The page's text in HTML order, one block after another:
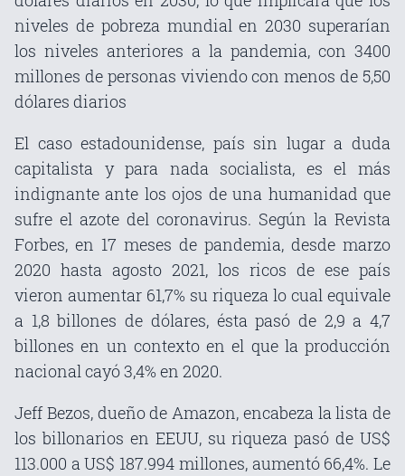
niveles de pobreza mundial en 2030 superarían
los niveles anteriores a la pandemia, con 3400
millones de personas viviendo con menos de 5,50
dólares diarios
El caso estadounidense, país sin lugar a duda
capitalista y para nada socialista, es el más
indignante ante los ojos de una humanidad que
sufre el azote del coronavirus. Según la Revista
Forbes, en 17 meses de pandemia, desde marzo
2020 hasta agosto 2021, los ricos de ese país
vieron aumentar 61,7% su riqueza lo cual equivale
a 1,8 billones de dólares, ésta pasó de 2,9 a 4,7
billones en un contexto en el que la producción
nacional cayó 3,4% en 2020.
Jeff Bezos, dueño de Amazon, encabeza la lista de
los billonarios en EEUU, su riqueza pasó de US$
113.000 a US$ 187.994 millones, aumentó 66,4%. Le